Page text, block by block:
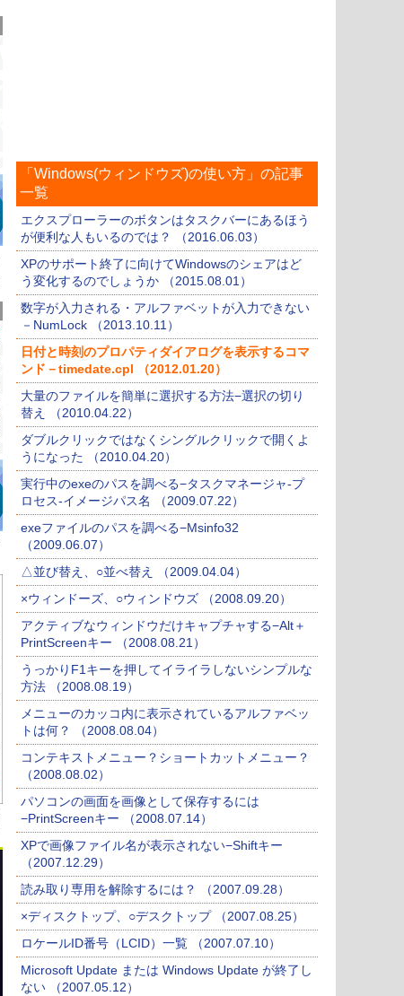
「Windows(ウィンドウズ)の使い方」の記事
一覧
エクスプローラーのボタンはタスクバーにあるほう
が便利な人もいるのでは？ （2016.06.03）
XPのサポート終了に向けてWindowsのシェアはど
う変化するのでしょうか （2015.08.01）
数字が入力される・アルファベットが入力できない
－NumLock （2013.10.11）
日付と時刻のプロパティダイアログを表示するコマ
ンド－timedate.cpl （2012.01.20）
大量のファイルを簡単に選択する方法−選択の切り
替え （2010.04.22）
ダブルクリックではなくシングルクリックで開くよ
うになった （2010.04.20）
実行中のexeのパスを調べる−タスクマネージャ-プ
ロセス-イメージパス名 （2009.07.22）
exeファイルのパスを調べる−Msinfo32
（2009.06.07）
△並び替え、○並べ替え （2009.04.04）
×ウィンドーズ、○ウィンドウズ （2008.09.20）
アクティブなウィンドウだけキャプチャする−Alt＋
PrintScreenキー （2008.08.21）
うっかりF1キーを押してイライラしないシンプルな
方法 （2008.08.19）
メニューのカッコ内に表示されているアルファベッ
トは何？ （2008.08.04）
コンテキストメニュー？ショートカットメニュー？
（2008.08.02）
パソコンの画面を画像として保存するには
−PrintScreenキー （2008.07.14）
XPで画像ファイル名が表示されない−Shiftキー
（2007.12.29）
読み取り専用を解除するには？ （2007.09.28）
×ディスクトップ、○デスクトップ （2007.08.25）
ロケールID番号（LCID）一覧 （2007.07.10）
Microsoft Update または Windows Update が終了し
ない （2007.05.12）